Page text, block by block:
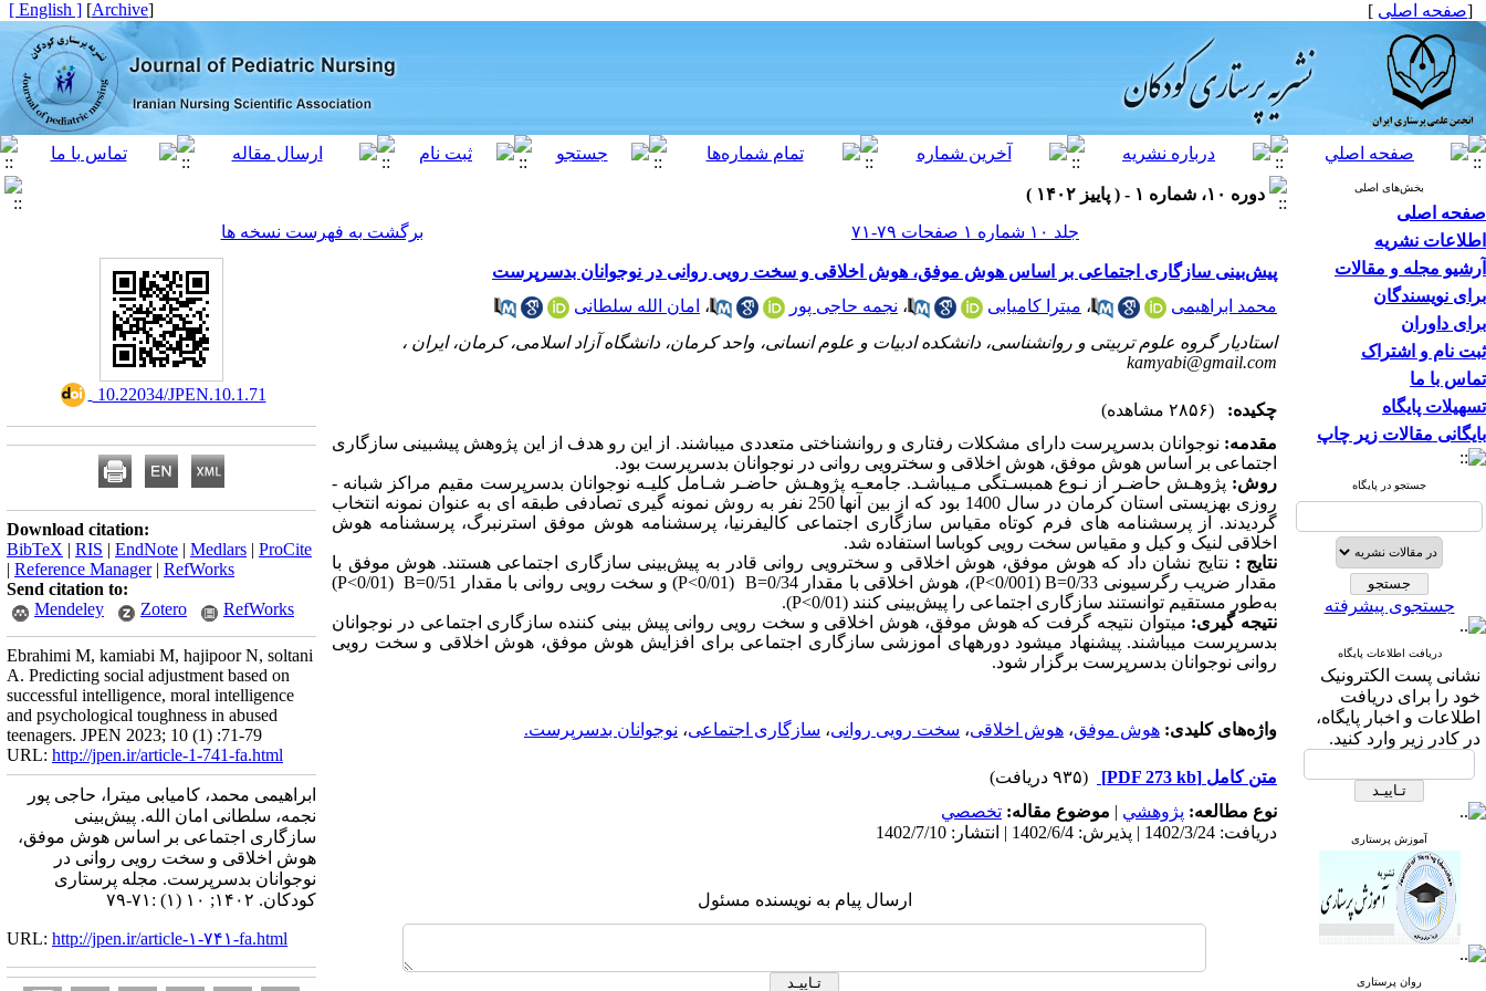
[صفحه اصلی ]
[
Archive
]
[ English ]
بخش‌های اصلی
صفحه اصلی
اطلاعات نشریه
آرشیو مجله و مقالات
برای نویسندگان
برای داوران
ثبت نام و اشتراک
تماس با ما
تسهیلات پایگاه
بایگانی مقالات زیر چاپ
جستجو در پایگاه
جستجوی پیشرفته
دریافت اطلاعات پایگاه
نشانی پست الکترونیک
خود را برای دریافت
اطلاعات و اخبار پایگاه،
در کادر زیر وارد کنید.
آموزش پرستاری
روان پرستاری
دوره ۱۰، شماره ۱ - ( پاییز ۱۴۰۲ )
جلد ۱۰ شماره ۱ صفحات ۷۹-۷۱
برگشت به فهرست نسخه ها
پیش‌بینی سازگاری اجتماعی بر اساس هوش موفق، هوش اخلاقی و سخت رویی روانی در نوجوانان بدسرپرست
محمد ابراهیمی
، میترا کامیابی ، نجمه حاجی پور ، امان الله سلطانی
استادیار گروه علوم تربیتی و روانشناسی، دانشکده ادبیات و علوم انسانی، واحد کرمان، دانشگاه آزاد اسلامی، کرمان، ایران ،
kamyabi@gmail.com
چکیده:
(۲۸۵۶ مشاهده)
مقدمه: نوجوانان بدسرپرست دارای مشکلات رفتاری و روان­شناختی متعددی می­باشند. از این رو هدف از این پژوهش پیشبینی سازگاری
اجتماعی بر اساس هوش موفق، هوش اخلاقی و سخترویی روانی در نوجوانان بدسرپرست بود.
روش:پژوهـش حاضـر از نـوع همبسـتگی مـی­باشـد. جامعـه پژوهـش حاضـر شـامل کلیـه نوجوانان بدسرپرست مقیم مراکز شبانه ­
روزی بهزیستی استان کرمان در سال 1400 بود که
از بین آن­ها 250 نفر به روش نمونه ‏گیری تصادفی طبقه ­ای به ­عنوان نمونه انتخاب
گردیدند. از پرسشنامه­ های فرم کوتاه مقیاس سازگاری اجتماعی کالیفرنیا، پرسشنامه هوش موفق استرنبرگ، پرسشنامه هوش
اخلاقی لنیک و کیل و مقیاس سخت­ رویی کوباسا استفاده شد.
نتایج : نتایج نشان داد کههوش موفق، هوش اخلاقی و سخترویی روانی قادر به پیش‌بینی سازگاری اجتماعیهستند. هوش موفق با
مقدار ضریب رگرسیونی 0/33=
B
(0/001
P<
)، هوش اخلاقی با مقدار 0/34= B
(0/01
P<
) و سخت رویی روانی با مقدار 0/51= B
(0/01
P<
)
به‌طور مستقیم توانستند سازگاری اجتماعی را پیش‌بینی کنند (0/01
P<
).
نتیجه­ گیری: می­توان نتیجه گرفت کههوش موفق، هوش اخلاقی و سخت رویی روانی پیش­ بینی کننده سازگاری اجتماعی در نوجوانان
بدسرپرست می­باشند. پیشنهاد می­شود دوره­های آموزشی سازگاری اجتماعی برای افزایش هوش موفق، هوش اخلاقی و سخت ­رویی
روانی نوجوانان بدسرپرست برگزار شود.
واژه‌های کلیدی: هوش موفق، هوش اخلاقی، سخت رویی روانی، سازگاری اجتماعی، نوجوانان بدسرپرست.
متن کامل [PDF 273 kb]
(۹۳۵ دریافت)
نوع مطالعه: پژوهشي | موضوع مقاله: تخصصي
دریافت: 1402/3/24 | پذیرش: 1402/6/4 | انتشار: 1402/7/10
ارسال پیام به نویسنده مسئول
‎ 10.22034/JPEN.10.1.71
Download citation:
BibTeX | RIS | EndNote | Medlars | ProCite
| Reference Manager| RefWorks
Send citation to:
Mendeley
Zotero RefWorks
Ebrahimi M, kamiabi M, hajipoor N, soltani
A. Predicting social adjustment based on
successful intelligence, moral intelligence
and psychological toughness in abused
teenagers. JPEN 2023; 10 (1) :71-79
URL: http://jpen.ir/article-1-741-fa.html
ابراهیمی محمد، کامیابی میترا، حاجی پور
نجمه، سلطانی امان الله. پیش‌بینی
سازگاری اجتماعی بر اساس هوش موفق،
هوش اخلاقی و سخت رویی روانی در
نوجوانان بدسرپرست. مجله پرستاری
کودکان. ۱۴۰۲; ۱۰ (۱) :۷۱-۷۹
URL: http://jpen.ir/article-۱-۷۴۱-fa.html